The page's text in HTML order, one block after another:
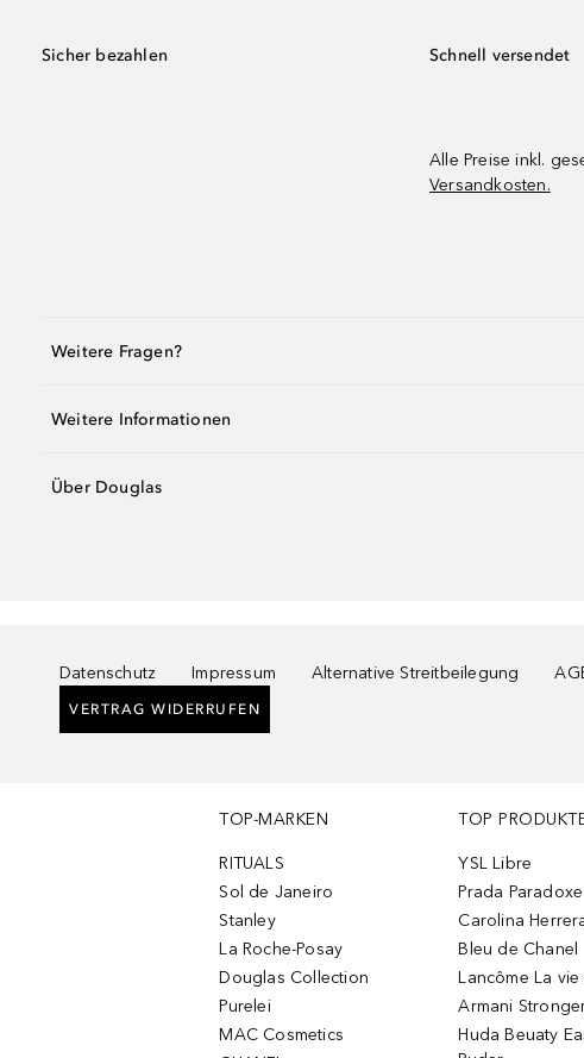
Sicher bezahlen Schnell versendet
Alle Preise inkl.
Versandkosten.
Weitere Fragen?
Weitere Informationen
Über Douglas
Datenschutz Impressum Alternative Streitbeilegung
VERTRAG WIDERRUFEN
TOP-MARKEN
RITUALS
Sol de Janeiro
Stanley
La Roche-Posay
Douglas Collection
Purelei
MAC Cosmetics
TOP
YSL Libre
Prada Paradoxe
Carolina
Bleu de Chanel
Lancôme La
Armani
Huda Beuaty